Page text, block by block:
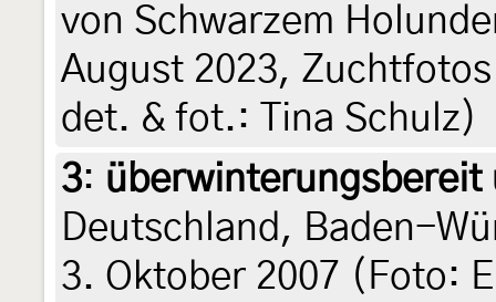
von Schwarzem
August 2023,
det. & fot.: Tina Schulz)
3: überwinterungsbereit
Deutschland, Baden-
3. Oktober 2007 (Foto: